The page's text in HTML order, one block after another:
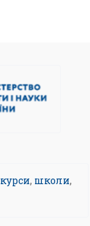
курси, школи,